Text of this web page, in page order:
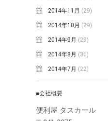
2014年11月 (29)
2014年10月 (29)
2014年9月 (29)
2014年8月 (36)
2014年7月 (22)
■会社概要
便利屋 タスカール